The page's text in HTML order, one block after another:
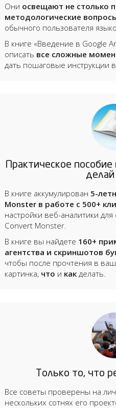
Они освещают не столько
методологические
обычного пользователя
В книге «Введение в Google
описать все сложные
дать пошаговые инструкции
Практическое
В книге аккумулирован 5-
Monster в работе с 500+
настройки веб-аналитики
Convert Monster.
В книге вы найдете 160+
агентства и скриншотов
чтобы после прочтения в
картинка, что и какделать.
Только то, что
Все советы проверены на
нескольких сотнях его